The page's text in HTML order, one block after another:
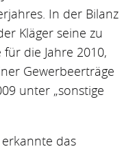
In der Bilanz
Kläger seine zu
die Jahre 2010,
Gewerbeerträge
unter „sonstige
das